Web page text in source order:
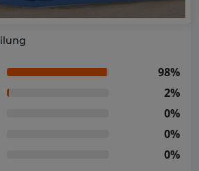
98%
2%
0%
0%
0%